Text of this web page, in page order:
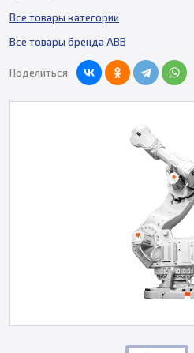
Все товары категории
Все товары бренда ABB
Поделиться: